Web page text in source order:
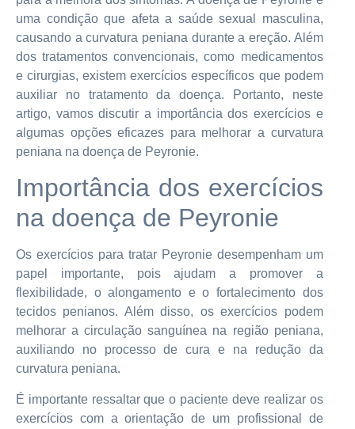
uma condição que afeta a saúde sexual masculina,
causando a curvatura peniana durante a ereção. Além
dos tratamentos convencionais, como medicamentos
e cirurgias, existem exercícios específicos que podem
auxiliar no tratamento da doença. Portanto, neste
artigo, vamos discutir a importância dos exercícios e
algumas opções eficazes para melhorar a curvatura
peniana na doença de Peyronie.
Importância dos exercícios
na doença de Peyronie
Os exercícios para tratar Peyronie desempenham um
papel importante, pois ajudam a promover a
flexibilidade, o alongamento e o fortalecimento dos
tecidos penianos. Além disso, os exercícios podem
melhorar a circulação sanguínea na região peniana,
auxiliando no processo de cura e na redução da
curvatura peniana.
É importante ressaltar que o paciente deve realizar os
exercícios com a orientação de um profissional de